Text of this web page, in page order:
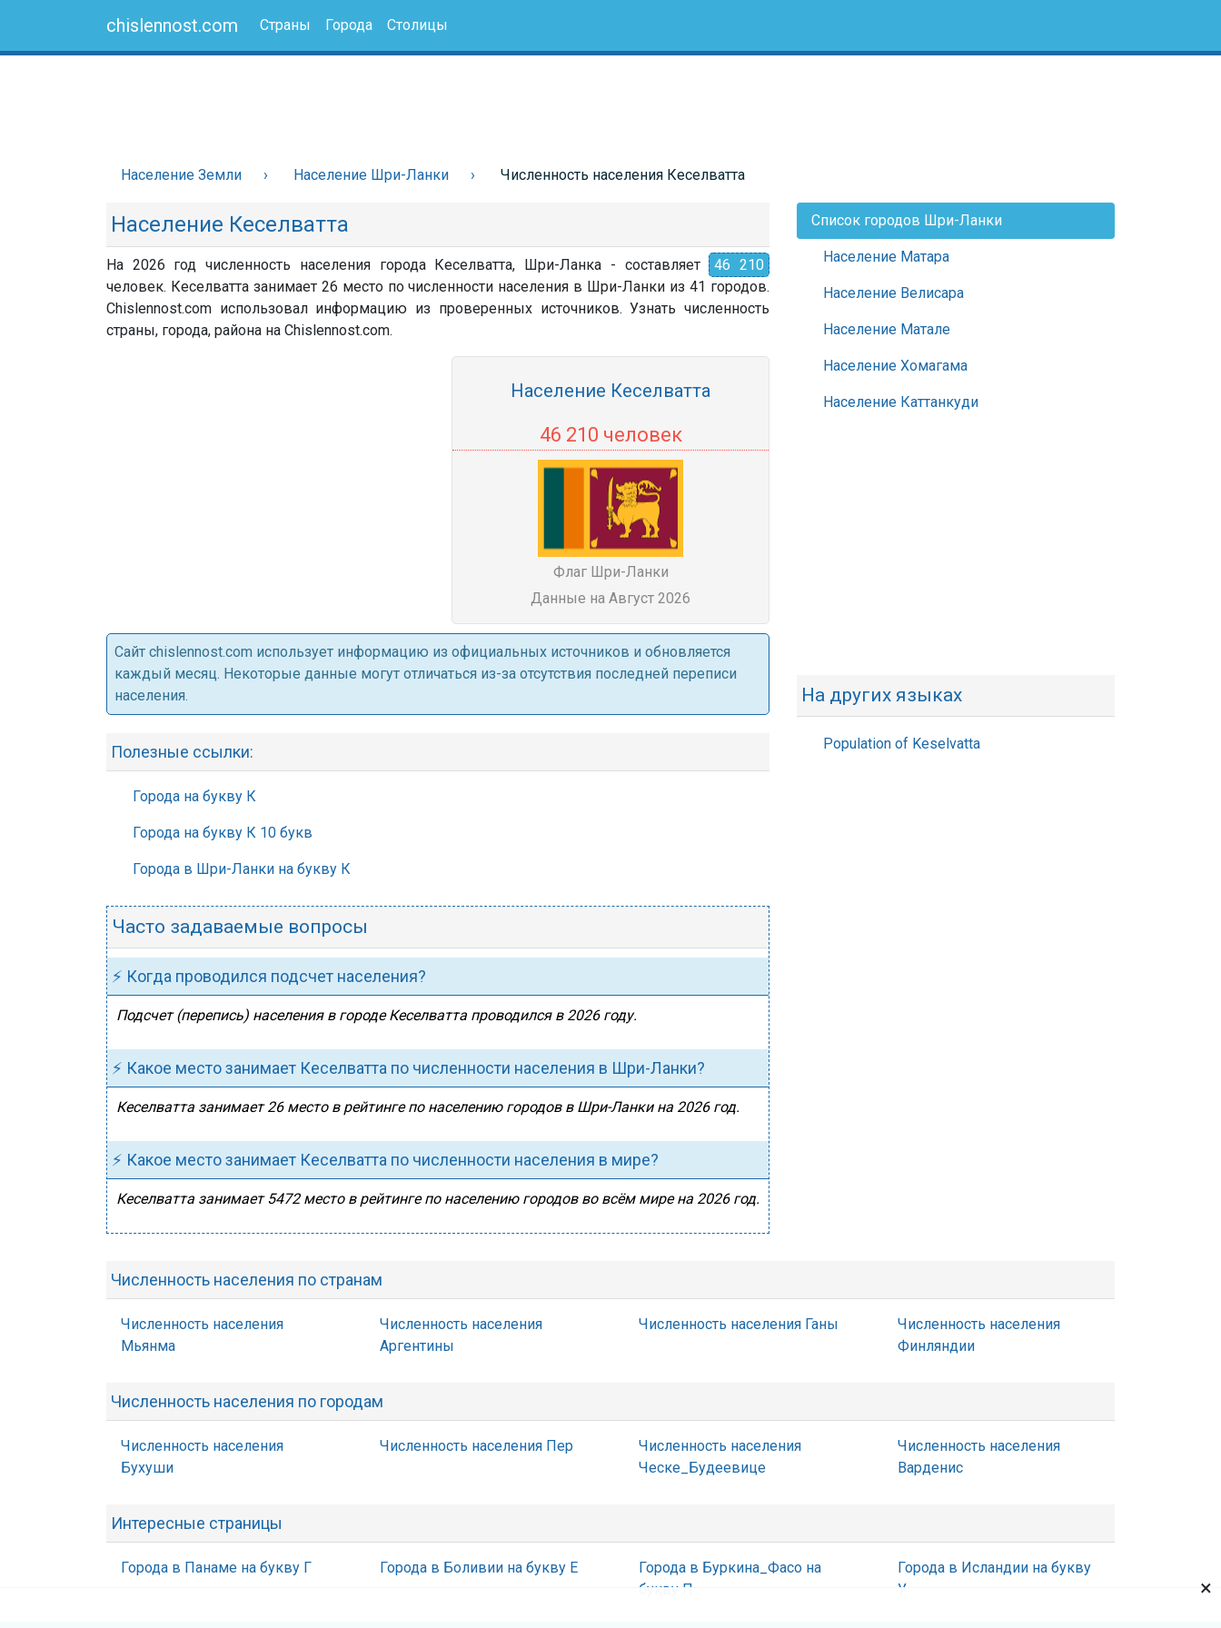
chislennost.com Страны Города Столицы
Население Земли Население Шри-Ланки Численность населения Кеселватта
Население Кеселватта
На 2026 год численность населения города Кеселватта, Шри-Ланка - составляет 46 210
человек. Кеселватта занимает 26 место по численности населения в Шри-Ланки из 41 городов.
Chislennost.com использовал информацию из проверенных источников. Узнать численность
страны, города, района на Chislennost.com.
Население Кеселватта
46 210 человек
Флаг Шри-Ланки
Данные на Август 2026
Cайт chislennost.com использует информацию из официальных источников и обновляется
каждый месяц. Некоторые данные могут отличаться из-за отсутствия последней переписи
населения.
Полезные ссылки:
Города на букву К
Города на букву К 10 букв
Города в Шри-Ланки на букву К
Часто задаваемые вопросы
⚡ Когда проводился подсчет населения?
Подсчет (перепись) населения в городе Кеселватта проводился в 2026 году.
⚡ Какое место занимает Кеселватта по численности населения в Шри-Ланки?
Кеселватта занимает 26 место в рейтинге по населению городов в Шри-Ланки на 2026 год.
⚡ Какое место занимает Кеселватта по численности населения в мире?
Кеселватта занимает 5472 место в рейтинге по населению городов во всём мире на 2026 год.
Список городов Шри-Ланки
Население Матара
Население Велисара
Население Матале
Население Хомагама
Население Каттанкуди
На других языках
Population of Keselvatta
Численность населения по странам
Численность населения
Мьянма
Численность населения
Аргентины
Численность населения Ганы
Численность населения
Финляндии
Численность населения по городам
Численность населения
Бухуши
Численность населения Пер
Численность населения
Ческе_Будеевице
Численность населения
Варденис
Интересные страницы
Города в Панаме на букву Г Города в Боливии на букву Е
Города в Буркина_Фасо на
букву П
Города в Исландии на букву
У
×